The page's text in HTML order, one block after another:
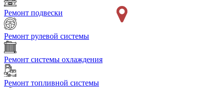
Ремонт подвески
Ремонт рулевой системы
Ремонт системы охлаждения
Ремонт топливной системы